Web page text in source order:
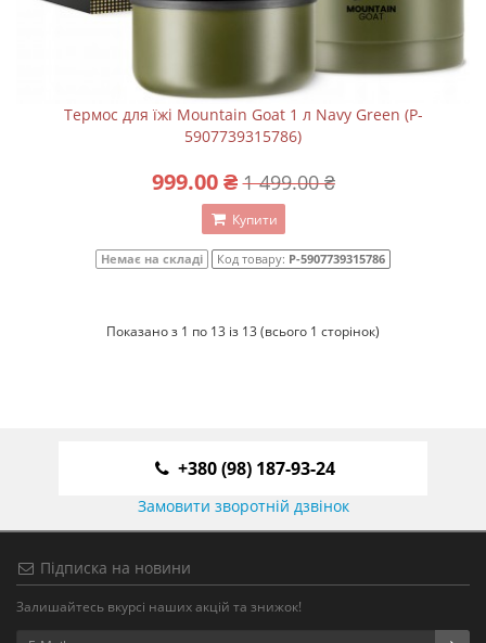
Термос для їжі Mountain Goat 1 л Navy Green (P-
5907739315786)
999.00 ₴ 1 499.00 ₴
Купити
Немає на складі Код товару: P-5907739315786
Показано з 1 по 13 із 13 (всього 1 сторінок)
+380 (98) 187-93-24
Замовити зворотній дзвінок
Підписка на новини
Залишайтесь вкурсі наших акцій та знижок!